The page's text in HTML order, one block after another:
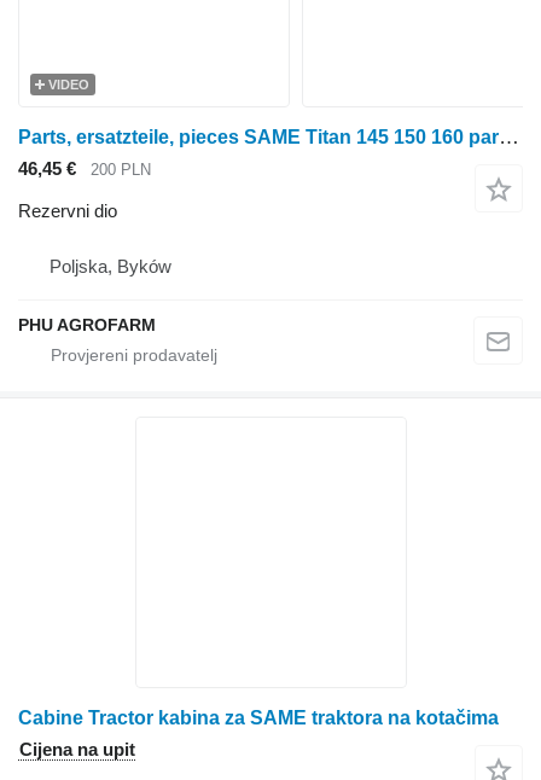
VIDEO
Parts, ersatzteile, pieces SAME Titan 145 150 160 parts, ersatzteile, pieces za SAME Titan 145 150 160 traktora na kotačima
46,45 € 200 PLN
Rezervni dio
Poljska, Byków
PHU AGROFARM
Cabine Tractor kabina za SAME traktora na kotačima
Cijena na upit